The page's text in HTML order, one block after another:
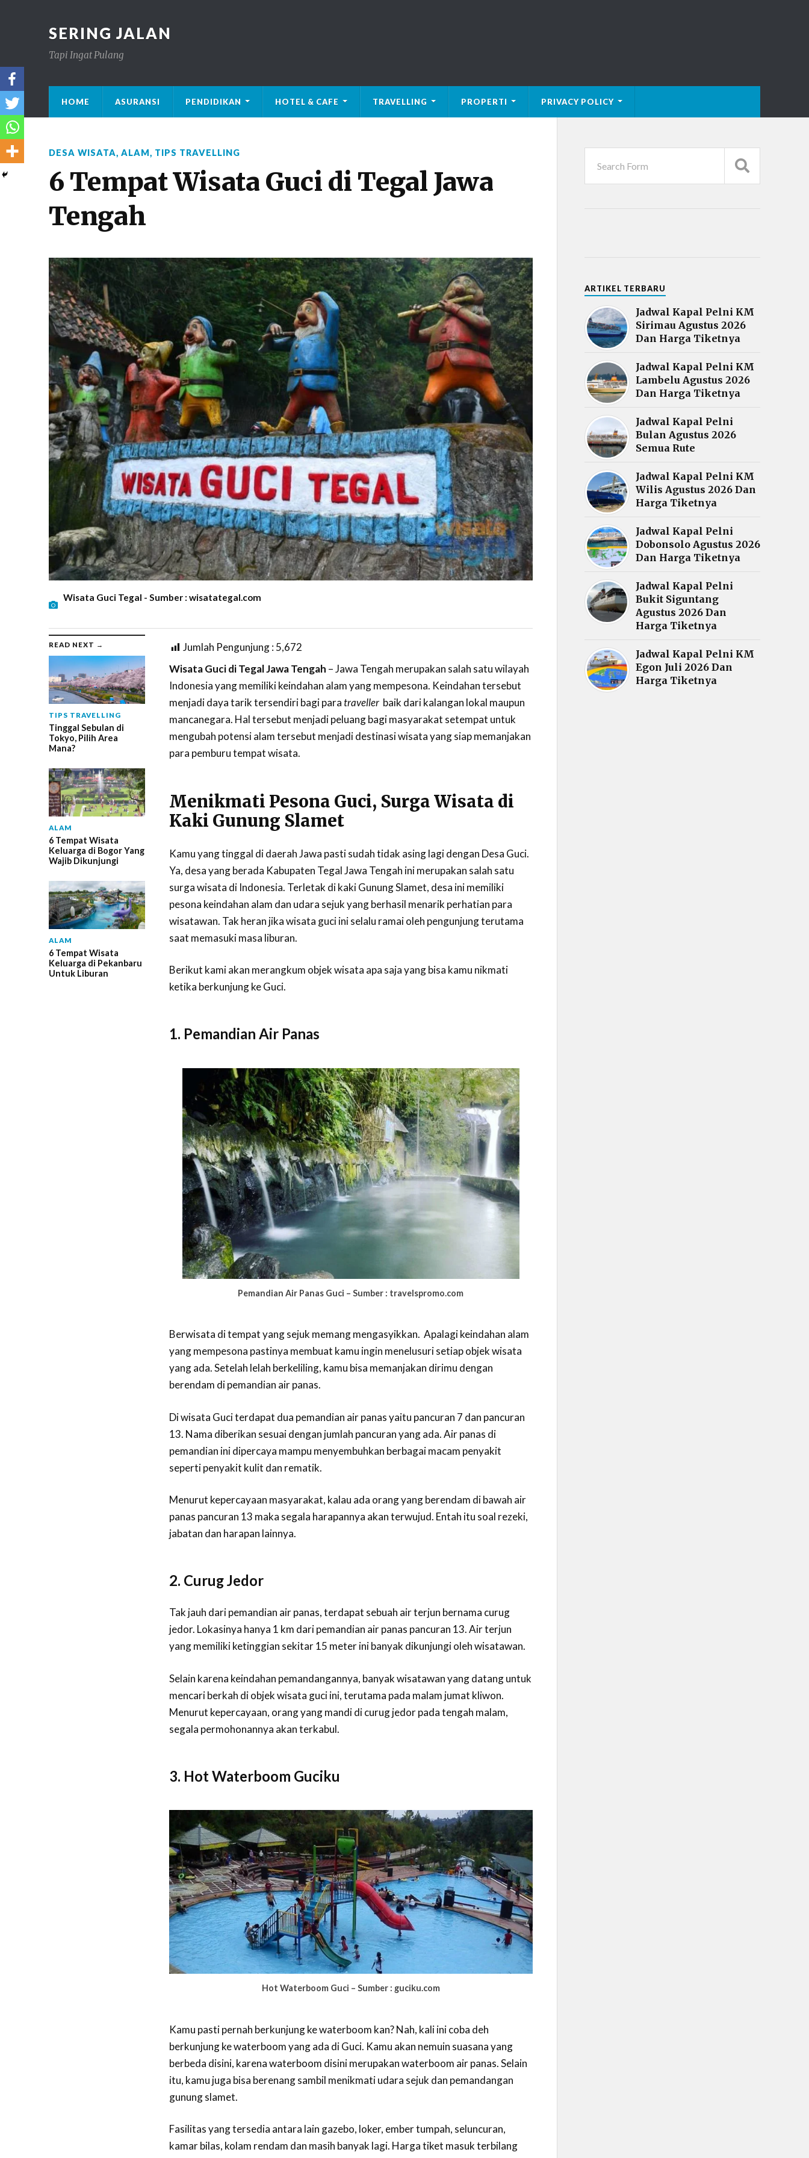
SERING JALAN
Tapi Ingat Pulang
HOME ASURANSI PENDIDIKAN HOTEL & CAFE TRAVELLING PROPERTI PRIVACY POLICY
DESA WISATA, ALAM, TIPS TRAVELLING
6 Tempat Wisata Guci di Tegal Jawa
Tengah
Wisata Guci Tegal - Sumber : wisatategal.com
READ NEXT →
TIPS TRAVELLING
Tinggal Sebulan di
Tokyo, Pilih Area
Mana?
ALAM
6 Tempat Wisata
Keluarga di Bogor Yang
Wajib Dikunjungi
ALAM
6 Tempat Wisata
Keluarga di Pekanbaru
Untuk Liburan
Jumlah Pengunjung :5,672
Wisata Guci di Tegal Jawa Tengah – Jawa Tengah merupakan salah satu wilayah
Indonesia yang memiliki keindahan alam yang mempesona. Keindahan tersebut
menjadi daya tarik tersendiri bagi paratraveller baik dari kalangan lokal maupun
mancanegara. Hal tersebut menjadi peluang bagi masyarakat setempat untuk
mengubah potensi alam tersebut menjadi destinasi wisata yang siap memanjakan
para pemburu tempat wisata.
Menikmati Pesona Guci, Surga Wisata di
Kaki Gunung Slamet
Kamu yang tinggal di daerah Jawa pasti sudah tidak asing lagi dengan Desa Guci.
Ya, desa yang berada Kabupaten Tegal Jawa Tengah ini merupakan salah satu
surga wisata di Indonesia. Terletak di kaki Gunung Slamet, desa ini memiliki
pesona keindahan alam dan udara sejuk yang berhasil menarik perhatian para
wisatawan. Tak heran jika wisata guci ini selalu ramai oleh pengunjung terutama
saat memasuki masa liburan.
Berikut kami akan merangkum objek wisata apa saja yang bisa kamu nikmati
ketika berkunjung ke Guci.
1. Pemandian Air Panas
Pemandian Air Panas Guci – Sumber : travelspromo.com
Berwisata di tempat yang sejuk memang mengasyikkan. Apalagi keindahan alam
yang mempesona pastinya membuat kamu ingin menelusuri setiap objek wisata
yang ada. Setelah lelah berkeliling, kamu bisa memanjakan dirimu dengan
berendam di pemandian air panas.
Di wisata Guci terdapat dua pemandian air panas yaitu pancuran 7 dan pancuran
13. Nama diberikan sesuai dengan jumlah pancuran yang ada. Air panas di
pemandian ini dipercaya mampu menyembuhkan berbagai macam penyakit
seperti penyakit kulit dan rematik.
Menurut kepercayaan masyarakat, kalau ada orang yang berendam di bawah air
panas pancuran 13 maka segala harapannya akan terwujud. Entah itu soal rezeki,
jabatan dan harapan lainnya.
2. Curug Jedor
Tak jauh dari pemandian air panas, terdapat sebuah air terjun bernama curug
jedor. Lokasinya hanya 1 km dari pemandian air panas pancuran 13. Air terjun
yang memiliki ketinggian sekitar 15 meter ini banyak dikunjungi oleh wisatawan.
Selain karena keindahan pemandangannya, banyak wisatawan yang datang untuk
mencari berkah di objek wisata guci ini, terutama pada malam jumat kliwon.
Menurut kepercayaan, orang yang mandi di curug jedor pada tengah malam,
segala permohonannya akan terkabul.
3. Hot Waterboom Guciku
Hot Waterboom Guci – Sumber : guciku.com
Kamu pasti pernah berkunjung ke waterboom kan? Nah, kali ini coba deh
berkunjung ke waterboom yang ada di Guci. Kamu akan nemuin suasana yang
berbeda disini, karena waterboom disini merupakan waterboom air panas. Selain
itu, kamu juga bisa berenang sambil menikmati udara sejuk dan pemandangan
gunung slamet.
Fasilitas yang tersedia antara lain gazebo, loker, ember tumpah, seluncuran,
kamar bilas, kolam rendam dan masih banyak lagi. Harga tiket masuk terbilang
ARTIKEL TERBARU
Jadwal Kapal Pelni KM
Sirimau Agustus 2026
Dan Harga Tiketnya
Jadwal Kapal Pelni KM
Lambelu Agustus 2026
Dan Harga Tiketnya
Jadwal Kapal Pelni
Bulan Agustus 2026
Semua Rute
Jadwal Kapal Pelni KM
Wilis Agustus 2026 Dan
Harga Tiketnya
Jadwal Kapal Pelni
Dobonsolo Agustus 2026
Dan Harga Tiketnya
Jadwal Kapal Pelni
Bukit Siguntang
Agustus 2026 Dan
Harga Tiketnya
Jadwal Kapal Pelni KM
Egon Juli 2026 Dan
Harga Tiketnya